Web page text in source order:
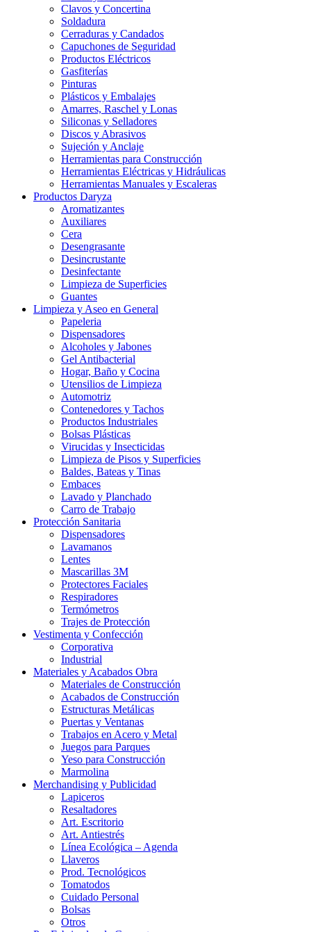
Clavos y Concertina
Soldadura
Cerraduras y Candados
Capuchones de Seguridad
Productos Eléctricos
Gasfiterías
Pinturas
Plásticos y Embalajes
Amarres, Raschel y Lonas
Siliconas y Selladores
Discos y Abrasivos
Sujeción y Anclaje
Herramientas para Construcción
Herramientas Eléctricas y Hidráulicas
Herramientas Manuales y Escaleras
Productos Daryza
Aromatizantes
Auxiliares
Cera
Desengrasante
Desincrustante
Desinfectante
Limpieza de Superficies
Guantes
Limpieza y Aseo en General
Papeleria
Dispensadores
Alcoholes y Jabones
Gel Antibacterial
Hogar, Baño y Cocina
Utensilios de Limpieza
Automotriz
Contenedores y Tachos
Productos Industriales
Bolsas Plásticas
Virucidas y Insecticidas
Limpieza de Pisos y Superficies
Baldes, Bateas y Tinas
Embaces
Lavado y Planchado
Carro de Trabajo
Protección Sanitaria
Dispensadores
Lavamanos
Lentes
Mascarillas 3M
Protectores Faciales
Respiradores
Termómetros
Trajes de Protección
Vestimenta y Confección
Corporativa
Industrial
Materiales y Acabados Obra
Materiales de Construcción
Acabados de Construcción
Estructuras Metálicas
Puertas y Ventanas
Trabajos en Acero y Metal
Juegos para Parques
Yeso para Construcción
Marmolina
Merchandising y Publicidad
Lapiceros
Resaltadores
Art. Escritorio
Art. Antiestrés
Línea Ecológica – Agenda
Llaveros
Prod. Tecnológicos
Tomatodos
Cuidado Personal
Bolsas
Otros